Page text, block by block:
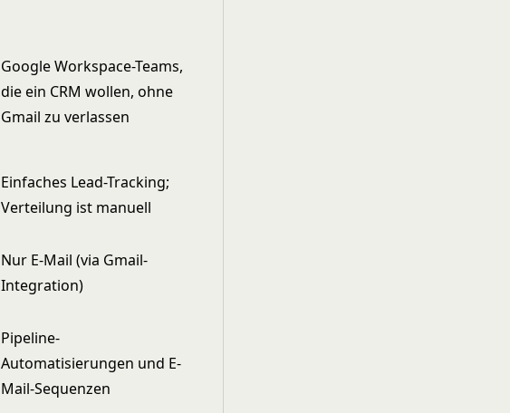
Google Workspace-Teams,
die ein CRM wollen, ohne
Gmail zu verlassen
Einfaches Lead-Tracking;
Verteilung ist manuell
Nur E-Mail (via Gmail-
Integration)
Pipeline-
Automatisierungen und E-
Mail-Sequenzen